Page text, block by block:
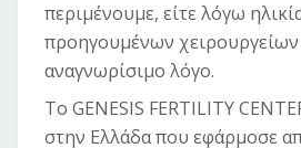
περιμένουμε, είτε λόγω
προηγουμένων χειρουργείων
αναγνωρίσιμο λόγο.
Το GENESIS FERTILITY
στην Ελλάδα που εφάρμοσε